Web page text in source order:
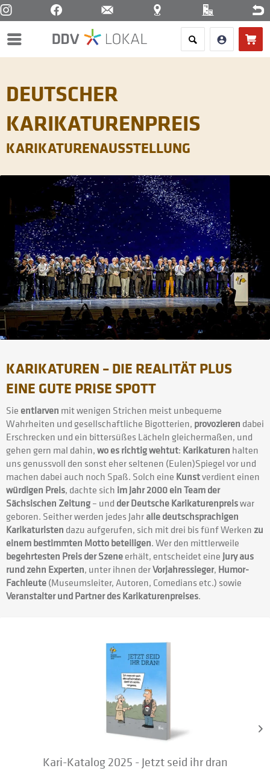
Menü
DEUTSCHER
KARIKATURENPREIS
KARIKATURENAUSSTELLUNG
KARIKATUREN – DIE REALITÄT PLUS
EINE GUTE PRISE SPOTT
Sie entlarven mit wenigen Strichen meist unbequeme
Wahrheiten und gesellschaftliche Bigotterien, provozieren dabei
Erschrecken und ein bittersüßes Lächeln gleichermaßen, und
gehen gern mal dahin,wo es richtig wehtut: Karikaturen halten
uns genussvoll den sonst eher seltenen (Eulen)Spiegel vor und
machen dabei auch noch Spaß. Solch eine Kunstverdient einen
würdigen Preis, dachte sich im Jahr 2000 ein Team der
Sächsischen Zeitung– und der Deutsche Karikaturenpreiswar
geboren. Seither werden jedes Jahralle deutschsprachigen
Karikaturisten dazu aufgerufen, sich mit drei bis fünf Werken zu
einem bestimmten Motto beteiligen. Wer den mittlerweile
begehrtesten Preis der Szeneerhält, entscheidet eine Jury aus
rund zehn Experten, unter ihnen derVorjahressieger, Humor-
Fachleute(Museumsleiter, Autoren, Comedians etc.) sowie
Veranstalter und Partner des Karikaturenpreises.
Kari-Katalog 2025 - Jetzt seid ihr dran